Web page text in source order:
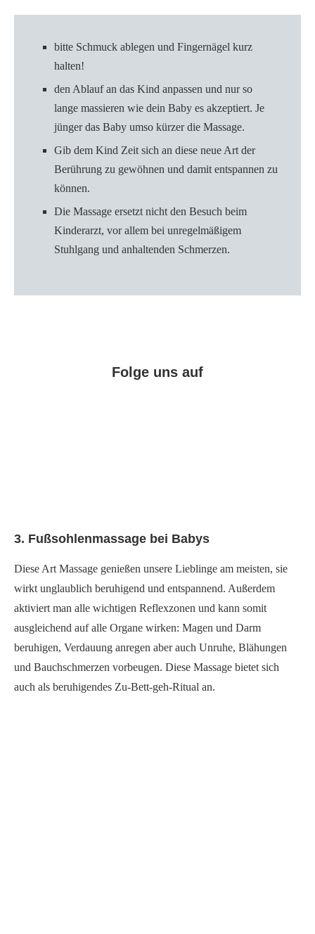
bitte Schmuck ablegen und Fingernägel kurz
halten!
den Ablauf an das Kind anpassen und nur so
lange massieren wie dein Baby es akzeptiert. Je
jünger das Baby umso kürzer die Massage.
Gib dem Kind Zeit sich an diese neue Art der
Berührung zu gewöhnen und damit entspannen zu
können.
Die Massage ersetzt nicht den Besuch beim
Kinderarzt, vor allem bei unregelmäßigem
Stuhlgang und anhaltenden Schmerzen.
Folge uns auf
3. Fußsohlenmassage bei Babys
Diese Art Massage genießen unsere Lieblinge am meisten, sie
wirkt unglaublich beruhigend und entspannend. Außerdem
aktiviert man alle wichtigen Reflexzonen und kann somit
ausgleichend auf alle Organe wirken: Magen und Darm
beruhigen, Verdauung anregen aber auch Unruhe, Blähungen
und Bauchschmerzen vorbeugen. Diese Massage bietet sich
auch als beruhigendes Zu-Bett-geh-Ritual an.